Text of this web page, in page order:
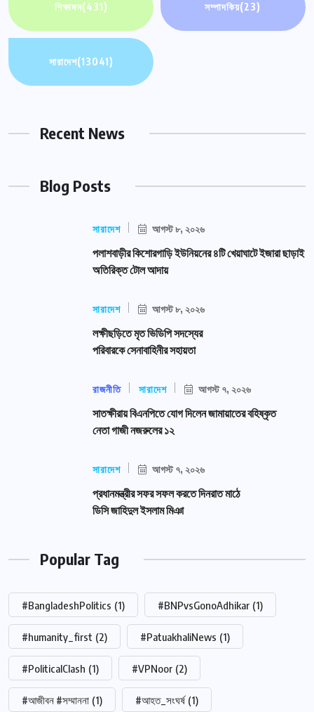
শিক্ষাঙ্গন(431) সম্পাদকিয়(23)
সারাদেশ(13041)
Recent News
Blog Posts
সারাদেশ আগস্ট ৮, ২০২৬
পলাশবাড়ীর কিশোরগাড়ি ইউনিয়নের ৪টি খেয়াঘাটে ইজারা ছাড়াই
অতিরিক্ত টোল আদায়
সারাদেশ আগস্ট ৮, ২০২৬
লক্ষীছড়িতে মৃত ভিডিপি সদস্যের
পরিবারকে সেনাবাহিনীর সহায়তা
রাজনীতি সারাদেশ আগস্ট ৭, ২০২৬
সাতক্ষীরায় বিএনপিতে যোগ দিলেন জামায়াতের বহিষ্কৃত
নেতা গাজী নজরুলের ১২
সারাদেশ আগস্ট ৭, ২০২৬
প্রধানমন্ত্রীর সফর সফল করতে দিনরাত মাঠে
ডিসি জাহিদুল ইসলাম মিঞা
Popular Tag
#BangladeshPolitics (1) #BNPvsGonoAdhikar (1)
#humanity_first (2) #PatuakhaliNews (1)
#PoliticalClash (1) #VPNoor (2)
#আজীবন #সম্মাননা (1) #আহত_সংঘর্ষ (1)